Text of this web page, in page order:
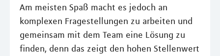
Am meisten Spaß macht es jedoch an
komplexen Fragestellungen zu arbeiten und
gemeinsam mit dem Team eine Lösung zu
finden, denn das zeigt den hohen Stellenwert